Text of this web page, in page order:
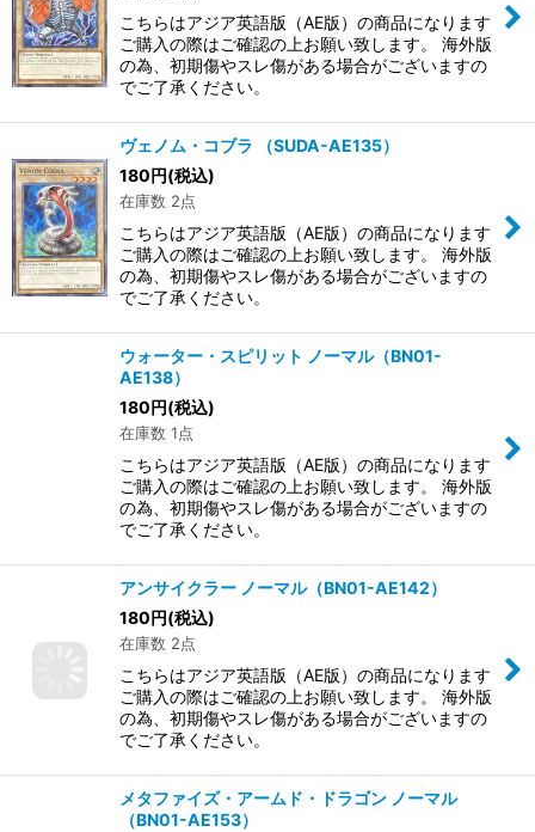
こちらはアジア英語版（AE版）の商品になります
ご購入の際はご確認の上お願い致します。 海外版
の為、初期傷やスレ傷がある場合がございますの
でご了承ください。
ヴェノム・コブラ （SUDA-AE135）
180円(税込)
在庫数 2点
こちらはアジア英語版（AE版）の商品になります
ご購入の際はご確認の上お願い致します。 海外版
の為、初期傷やスレ傷がある場合がございますの
でご了承ください。
ウォーター・スピリット ノーマル（BN01-
AE138）
180円(税込)
在庫数 1点
こちらはアジア英語版（AE版）の商品になります
ご購入の際はご確認の上お願い致します。 海外版
の為、初期傷やスレ傷がある場合がございますの
でご了承ください。
アンサイクラー ノーマル（BN01-AE142）
180円(税込)
在庫数 2点
こちらはアジア英語版（AE版）の商品になります
ご購入の際はご確認の上お願い致します。 海外版
の為、初期傷やスレ傷がある場合がございますの
でご了承ください。
メタファイズ・アームド・ドラゴン ノーマル
（BN01-AE153）